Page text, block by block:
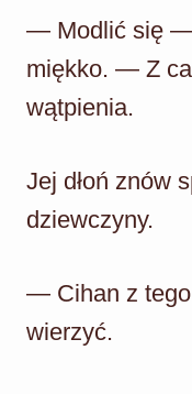
— Modlić się —
miękko. — Z
wątpienia.
Jej dłoń znów
dziewczyny.
— Cihan z
wierzyć.